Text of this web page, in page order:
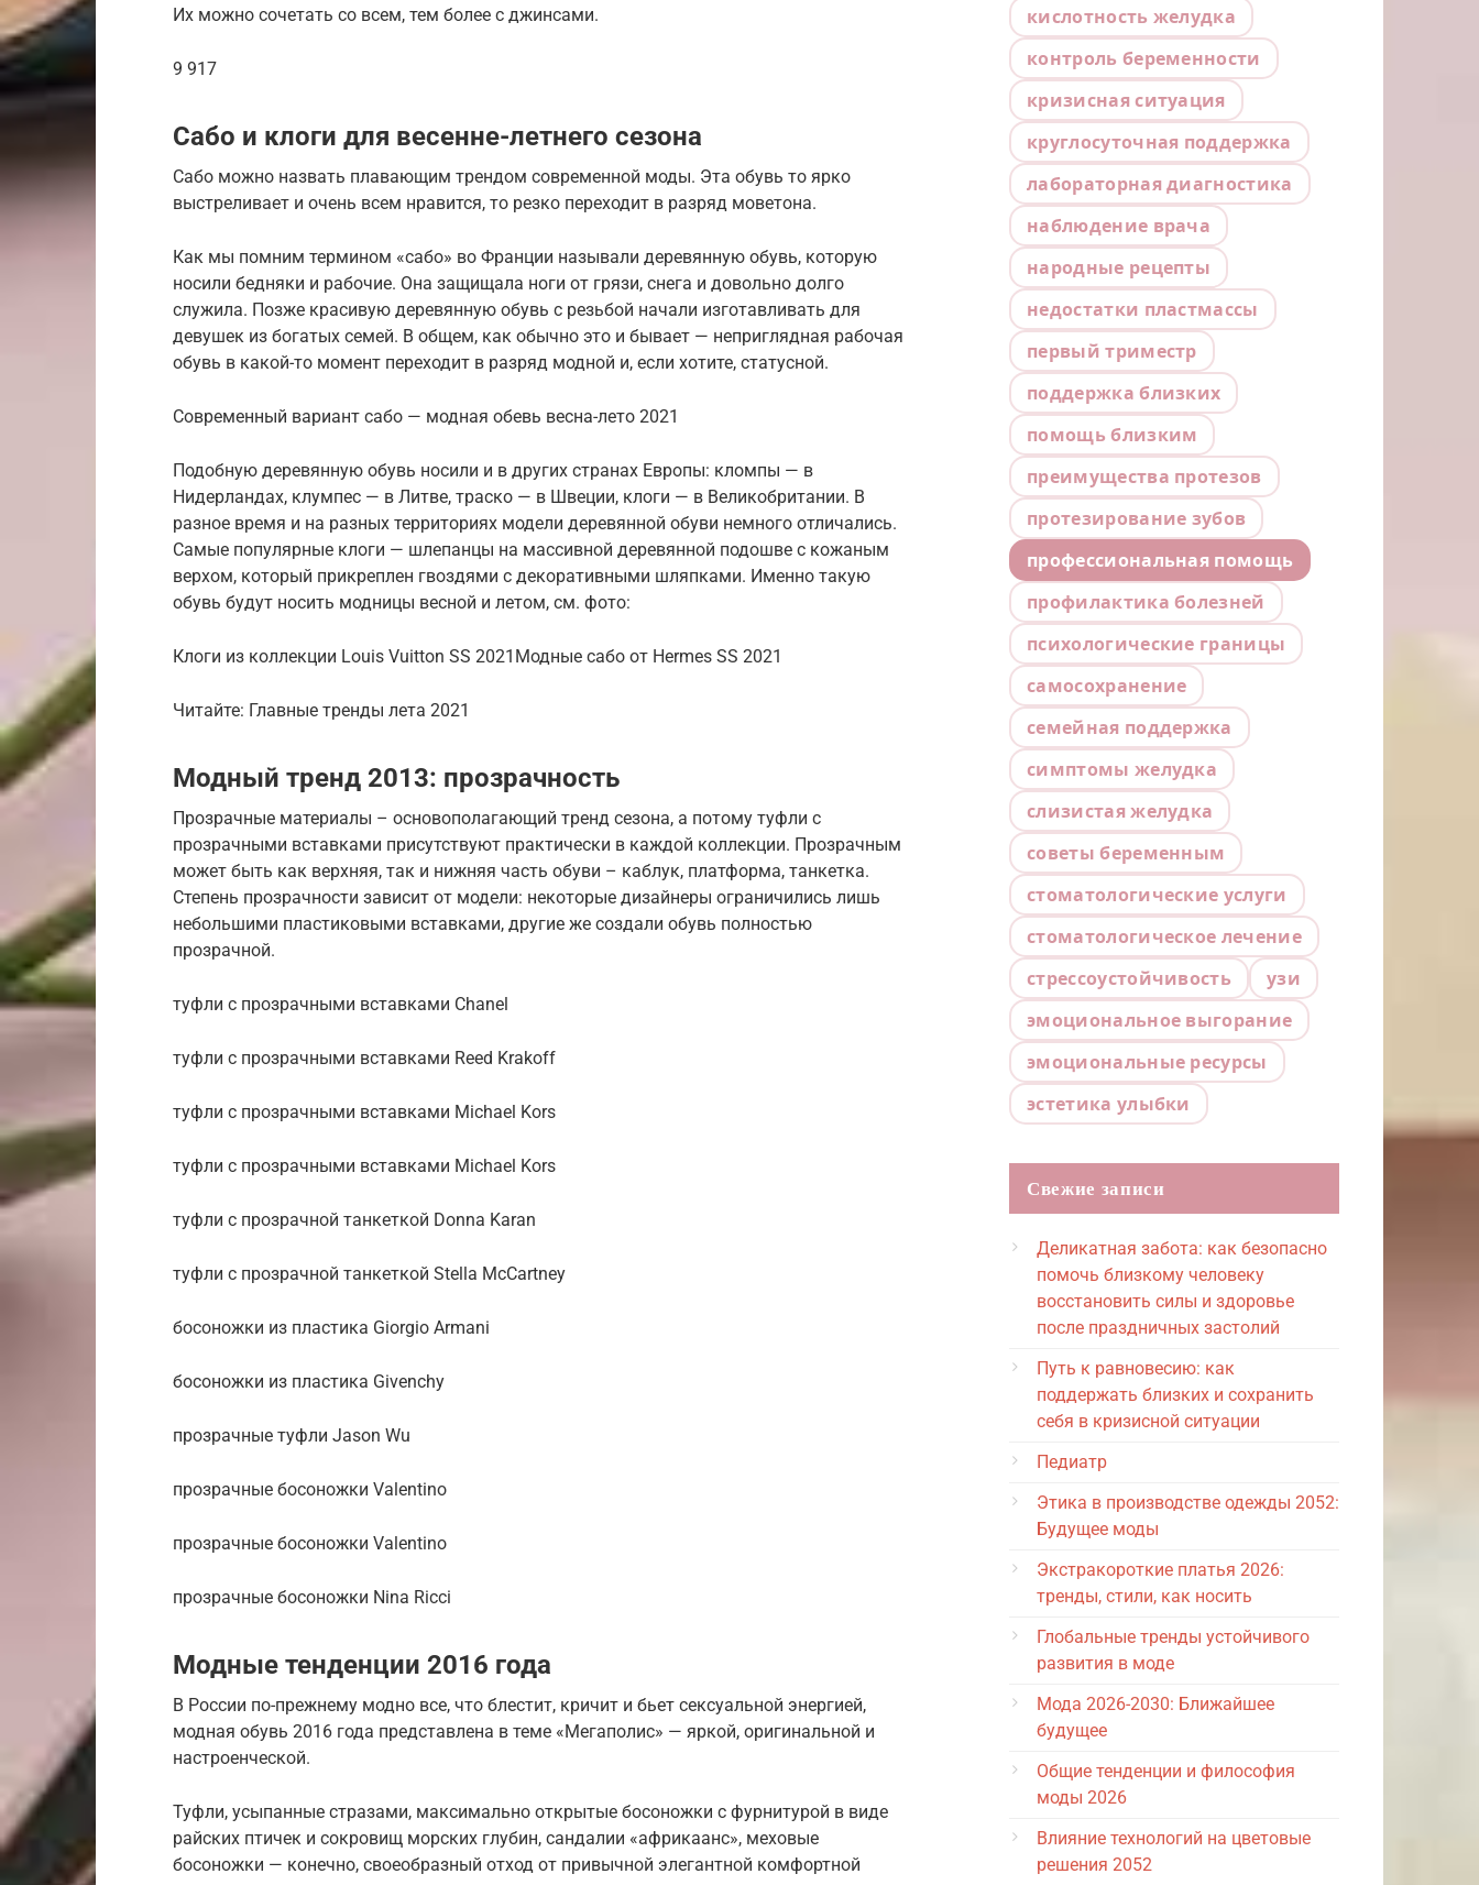
Их можно сочетать со всем, тем более с джинсами.
9 917
Сабо и клоги для весенне-летнего сезона
Сабо можно назвать плавающим трендом современной моды. Эта обувь то ярко
выстреливает и очень всем нравится, то резко переходит в разряд моветона.
Как мы помним термином «сабо» во Франции называли деревянную обувь, которую
носили бедняки и рабочие. Она защищала ноги от грязи, снега и довольно долго
служила. Позже красивую деревянную обувь с резьбой начали изготавливать для
девушек из богатых семей. В общем, как обычно это и бывает — неприглядная рабочая
обувь в какой-то момент переходит в разряд модной и, если хотите, статусной.
Современный вариант сабо — модная обевь весна-лето 2021
Подобную деревянную обувь носили и в других странах Европы: кломпы — в
Нидерландах, клумпес — в Литве, траско — в Швеции, клоги — в Великобритании. В
разное время и на разных территориях модели деревянной обуви немного отличались.
Самые популярные клоги — шлепанцы на массивной деревянной подошве с кожаным
верхом, который прикреплен гвоздями с декоративными шляпками. Именно такую
обувь будут носить модницы весной и летом, см. фото:
Клоги из коллекции Louis Vuitton SS 2021Модные сабо от Hermes SS 2021
Читайте: Главные тренды лета 2021
Модный тренд 2013: прозрачность
Прозрачные материалы – основополагающий тренд сезона, а потому туфли с
прозрачными вставками присутствуют практически в каждой коллекции. Прозрачным
может быть как верхняя, так и нижняя часть обуви – каблук, платформа, танкетка.
Степень прозрачности зависит от модели: некоторые дизайнеры ограничились лишь
небольшими пластиковыми вставками, другие же создали обувь полностью
прозрачной.
туфли с прозрачными вставками Chanel
туфли с прозрачными вставками Reed Krakoff
туфли с прозрачными вставками Michael Kors
туфли с прозрачными вставками Michael Kors
туфли с прозрачной танкеткой Donna Karan
туфли с прозрачной танкеткой Stella McCartney
босоножки из пластика Giorgio Armani
босоножки из пластика Givenchy
прозрачные туфли Jason Wu
прозрачные босоножки Valentino
прозрачные босоножки Valentino
прозрачные босоножки Nina Ricci
Модные тенденции 2016 года
В России по-прежнему модно все, что блестит, кричит и бьет сексуальной энергией,
модная обувь 2016 года представлена в теме «Мегаполис» — яркой, оригинальной и
настроенческой.
Туфли, усыпанные стразами, максимально открытые босоножки с фурнитурой в виде
райских птичек и сокровищ морских глубин, сандалии «африкаанс», меховые
босоножки — конечно, своеобразный отход от привычной элегантной комфортной
кислотность желудка
контроль беременности
кризисная ситуация
круглосуточная поддержка
лабораторная диагностика
наблюдение врача
народные рецепты
недостатки пластмассы
первый триместр
поддержка близких
помощь близким
преимущества протезов
протезирование зубов
профессиональная помощь
профилактика болезней
психологические границы
самосохранение
семейная поддержка
симптомы желудка
слизистая желудка
советы беременным
стоматологические услуги
стоматологическое лечение
стрессоустойчивость
узи
эмоциональное выгорание
эмоциональные ресурсы
эстетика улыбки
Свежие записи
Деликатная забота: как безопасно
помочь близкому человеку
восстановить силы и здоровье
после праздничных застолий
Путь к равновесию: как
поддержать близких и сохранить
себя в кризисной ситуации
Педиатр
Этика в производстве одежды 2052:
Будущее моды
Экстракороткие платья 2026:
тренды, стили, как носить
Глобальные тренды устойчивого
развития в моде
Мода 2026-2030: Ближайшее
будущее
Общие тенденции и философия
моды 2026
Влияние технологий на цветовые
решения 2052